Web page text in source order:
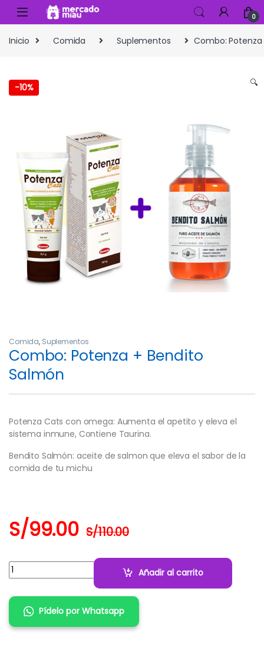
Skip to navigation
Skip to content
0
Inicio Comida Suplementos Combo:
-10% 🔍
Comida, Suplementos
Combo: Potenza + Bendito
Salmón
Potenza Cats con omega: Aumenta el apetito y eleva el
sistema inmune, Contiene Taurina.
Bendito Salmón: aceite de salmon que eleva el sabor de la
comida de tu michu
S/99.00 S/110.00
Cantidad:
Añadir al carrito
Pídelo por Whatsapp